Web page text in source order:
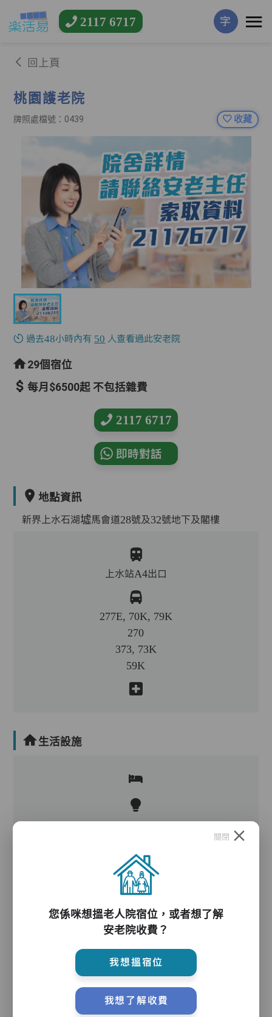
2117 6717 字
回上頁
桃園護老院
牌照處檔號：0439 收藏
過去48小時內有 50 人查看過此安老院
29個宿位
每月$6500起 不包括雜費
2117 6717
即時對話
地點資訊
新界上水石湖墟馬會道28號及32號地下及閣樓
上水站A4出口
277E, 70K, 79K
270
373, 73K
59K
生活設施
護理評估、執藥、核派藥、量度生命表徵、協助沐
關閉
您係咪想搵老人院宿位，或者想了解
安老院收費？
我想搵宿位
我想了解收費